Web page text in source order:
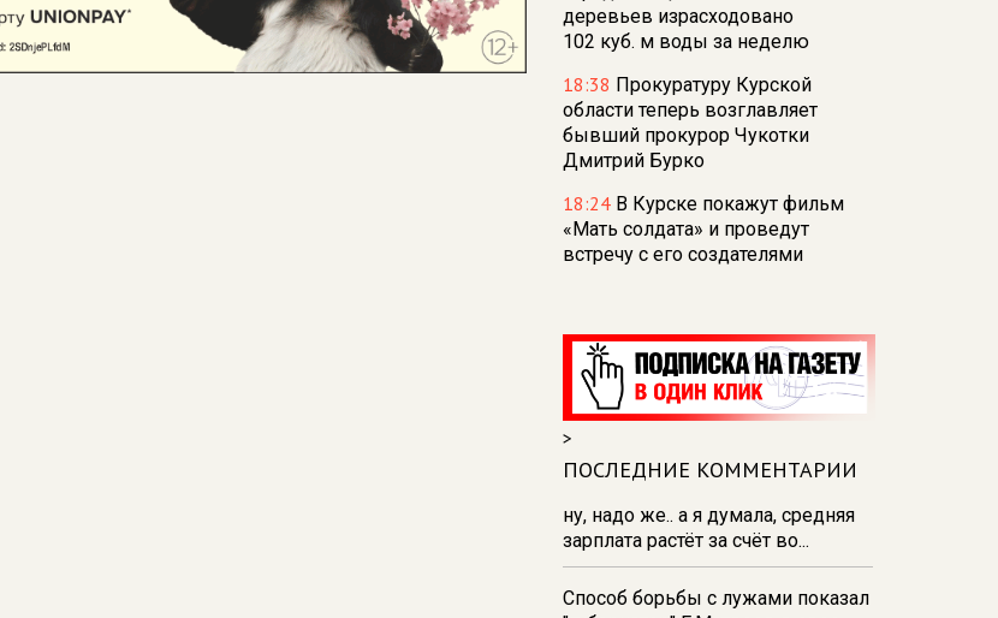
деревьев израсходовано
102 куб. м воды за неделю
18:38 Прокуратуру Курской
области теперь возглавляет
бывший прокурор Чукотки
Дмитрий Бурко
18:24 В Курске покажут фильм
«Мать солдата» и проведут
встречу с его создателями
из‑за проблем с водоснабжением
17:23
В Курске установили две
камеры ПДД на превышение
скорости
16:55В Курске жителя
Тюменской области осудили за
незаконную перевозку
взрывчатки
16:47В Курске капремонт дорог
>
ПОСЛЕДНИЕ КОММЕНТАРИИ
ну, надо же.. а я думала, средняя
зарплата растёт за счёт во...
Способ борьбы с лужами показал